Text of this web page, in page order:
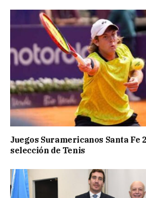
Juegos Suramericanos Santa Fe
selección de Tenis